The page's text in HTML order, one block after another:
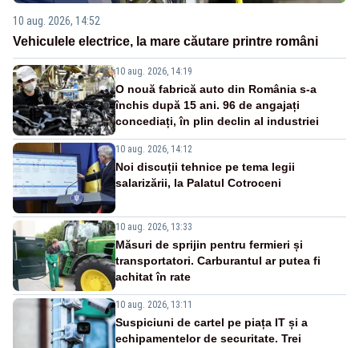
10 aug. 2026, 14:52
Vehiculele electrice, la mare căutare printre români
10 aug. 2026, 14:19
O nouă fabrică auto din România s-a
închis după 15 ani. 96 de angajați
concediați, în plin declin al industriei
10 aug. 2026, 14:12
Noi discuții tehnice pe tema legii
salarizării, la Palatul Cotroceni
10 aug. 2026, 13:33
Măsuri de sprijin pentru fermieri și
transportatori. Carburantul ar putea fi
achitat în rate
10 aug. 2026, 13:11
Suspiciuni de cartel pe piața IT și a
echipamentelor de securitate. Trei